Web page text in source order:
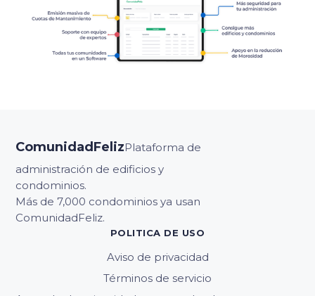
ComunidadFelizPlataforma de
administración de edificios y
condominios.
Más de 7,000 condominios ya usan
ComunidadFeliz.
POLITICA DE USO
Aviso de privacidad
Términos de servicio